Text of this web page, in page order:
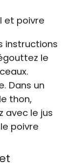
et poivre
instructions
le
Dans un
thon,
avec le jus
poivre